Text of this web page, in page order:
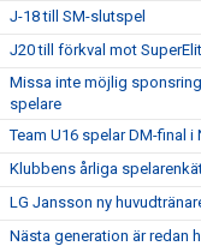
J-18 till SM-slutspel
J20 till förkval mot SuperElit
Missa inte möjlig
spelare
Team U16 spelar DM-final i
Klubbens årliga
LG Jansson ny
Nästa generation är redan